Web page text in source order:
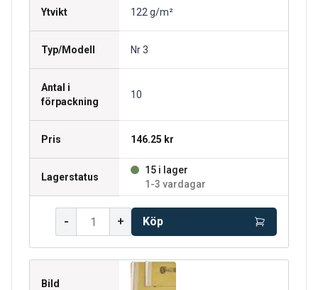
Ytvikt 122 g/m²
Typ/Modell Nr 3
Antal i
förpackning
10
Pris 146.25 kr
Lagerstatus
15 i lager
1-3 vardagar
- + Köp
Bild